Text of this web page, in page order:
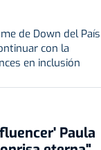
de Down del País
con la
en inclusión
Paula